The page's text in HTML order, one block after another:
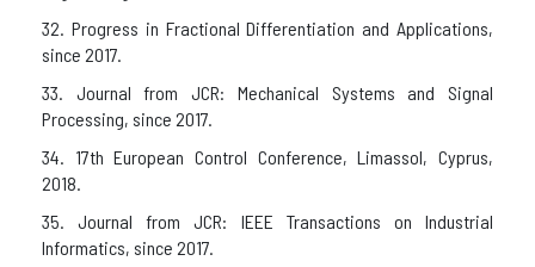
32. Progress in Fractional Differentiation and Applications,
since 2017.
33. Journal from JCR: Mechanical Systems and Signal
Processing, since 2017.
34. 17th European Control Conference, Limassol, Cyprus,
2018.
35. Journal from JCR: IEEE Transactions on Industrial
Informatics, since 2017.